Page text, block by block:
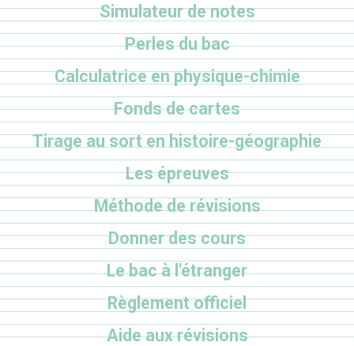
Simulateur de notes
Perles du bac
Calculatrice en physique-chimie
Fonds de cartes
Tirage au sort en histoire-géographie
Les épreuves
Méthode de révisions
Donner des cours
Le bac à l'étranger
Règlement officiel
Aide aux révisions